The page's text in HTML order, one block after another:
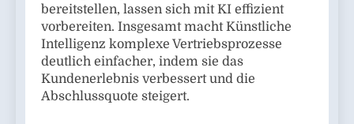
bereitstellen, lassen sich mit KI effizient
vorbereiten. Insgesamt macht Künstliche
Intelligenz komplexe Vertriebsprozesse
deutlich einfacher, indem sie das
Kundenerlebnis verbessert und die
Abschlussquote steigert.